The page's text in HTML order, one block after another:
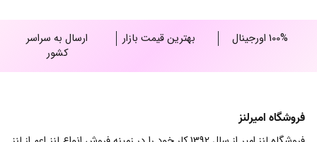
100% اورجینال بهترین قیمت بازار
ارسال به سراسر
کشور
فروشگاه امیرلنز